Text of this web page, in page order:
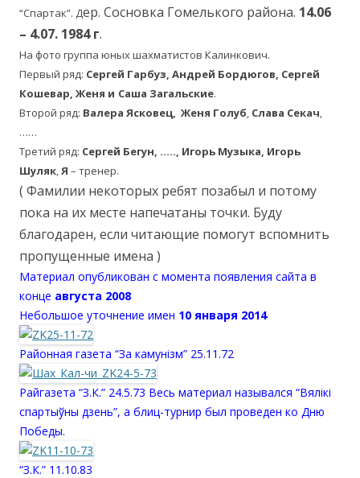
“Спартак”. Дер. Сосновка Гомелького района. 14.06
– 4.07. 1984 г.
На фото группа юных шахматистов Калинкович.
Первый ряд: Сергей Гарбуз, Андрей Бордюгов, Сергей
Кошевар, Женя и Саша Загальские.
Второй ряд: Валера Ясковец, Женя Голуб, Слава Секач,
……
Третий ряд: Сергей Бегун, ….., Игорь Музыка, Игорь
Шуляк,Я – тренер.
( Фамилии некоторых ребят позабыл и потому
пока на их месте напечатаны точки. Буду
благодарен, если читающие помогут вспомнить
пропущенные имена )
Материал опубликован с момента появления сайта в
конце августа 2008
Небольшое уточнение имен 10 января 2014
Районная газета “За камунiзм” 25.11.72
Райгазета “З.К.” 24.5.73 Весь материал назывался “Вялікі
спартыўны дзень”, а блиц-турнир был проведен ко Дню
Победы.
“З.К.” 11.10.83